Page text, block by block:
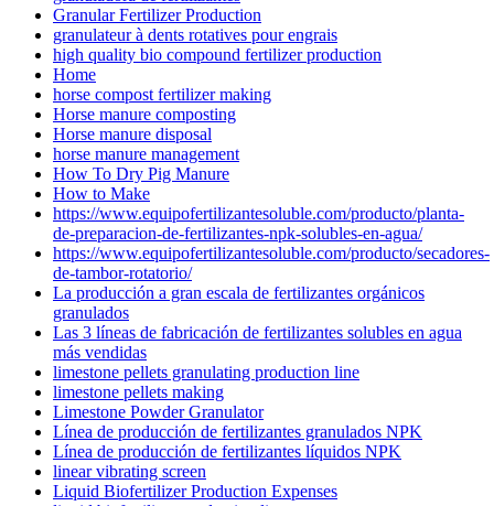
Granular Fertilizer Production
granulateur à dents rotatives pour engrais
high quality bio compound fertilizer production
Home
horse compost fertilizer making
Horse manure composting
Horse manure disposal
horse manure management
How To Dry Pig Manure
How to Make
https://www.equipofertilizantesoluble.com/producto/planta-
de-preparacion-de-fertilizantes-npk-solubles-en-agua/
https://www.equipofertilizantesoluble.com/producto/secadores-
de-tambor-rotatorio/
La producción a gran escala de fertilizantes orgánicos
granulados
Las 3 líneas de fabricación de fertilizantes solubles en agua
más vendidas
limestone pellets granulating production line
limestone pellets making
Limestone Powder Granulator
Línea de producción de fertilizantes granulados NPK
Línea de producción de fertilizantes líquidos NPK
linear vibrating screen
Liquid Biofertilizer Production Expenses